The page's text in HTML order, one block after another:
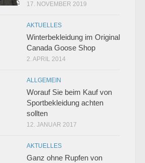
17. NOVEMBER 2019
AKTUELLES
Winterbekleidung im Original
Canada Goose Shop
2. APRIL 2014
ALLGEMEIN
Worauf Sie beim Kauf von
Sportbekleidung achten
sollten
12. JANUAR 2017
AKTUELLES
Ganz ohne Rupfen von